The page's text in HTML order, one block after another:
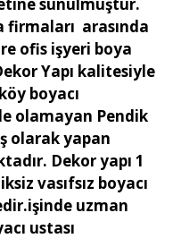
sunulmuştur.
firmaları arasında
ofis işyeri boya
Yapı kalitesiyle
boyacı
olamayan Pendik
olarak yapan
Dekor yapı 1
vasıfsız boyacı
uzman
ustası